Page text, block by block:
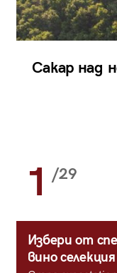
Сакар над
1 /29
Избери от
вино